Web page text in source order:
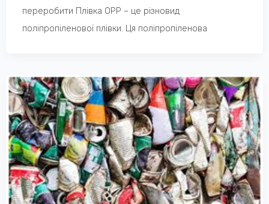
переробити Плівка ОРР – це різновид
поліпропіленової плівки. Ця поліпропіленова